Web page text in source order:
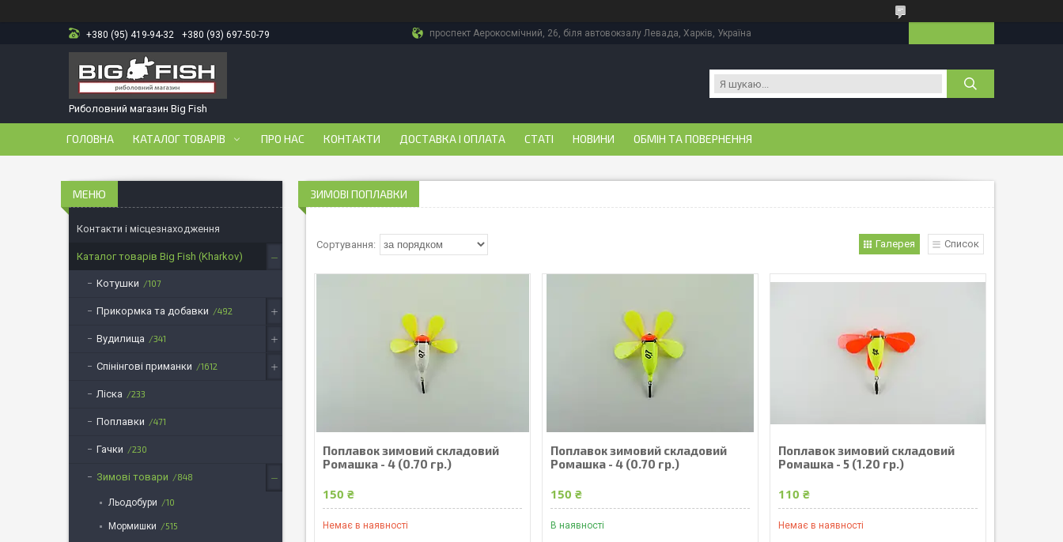
+380 (95) 419-94-32 +380 (93) 697-50-79 проспект Аерокосмічний, 26, біля автовокзалу Левада, Харків, Україна
Риболовний магазин Big Fish
ГОЛОВНА КАТАЛОГ ТОВАРІВ ПРО НАС КОНТАКТИ ДОСТАВКА І ОПЛАТА СТАТІ НОВИНИ ОБМІН ТА ПОВЕРНЕННЯ
ЗИМОВІ ПОПЛАВКИ
Галерея Список
Поплавок зимовий складовий
Ромашка - 4 (0.70 гр.)
150 ₴
Немає в наявності
Поплавок зимовий складовий
Ромашка - 4 (0.70 гр.)
150 ₴
В наявності
Поплавок зимовий складовий
Ромашка - 5 (1.20 гр.)
110 ₴
Немає в наявності
Контакти і місцезнаходження
Каталог товарів Big Fish (Kharkov)
Котушки 107
Прикормка та добавки 492
Вудилища 341
Спінінгові приманки 1612
Ліска 233
Поплавки 471
Гачки 230
Зимові товари 848
Льодобури 10
Мормишки 515